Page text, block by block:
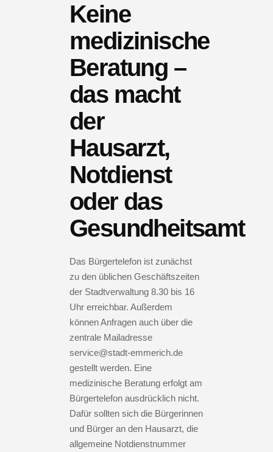
Keine
medizinische
Beratung –
das macht
der
Hausarzt,
Notdienst
oder das
Gesundheitsamt
Das Bürgertelefon ist zunächst
zu den üblichen Geschäftszeiten
der Stadtverwaltung 8.30 bis 16
Uhr erreichbar. Außerdem
können Anfragen auch über die
zentrale Mailadresse
service@stadt-emmerich.de
gestellt werden. Eine
medizinische Beratung erfolgt am
Bürgertelefon ausdrücklich nicht.
Dafür sollten sich die Bürgerinnen
und Bürger an den Hausarzt, die
allgemeine Notdienstnummer